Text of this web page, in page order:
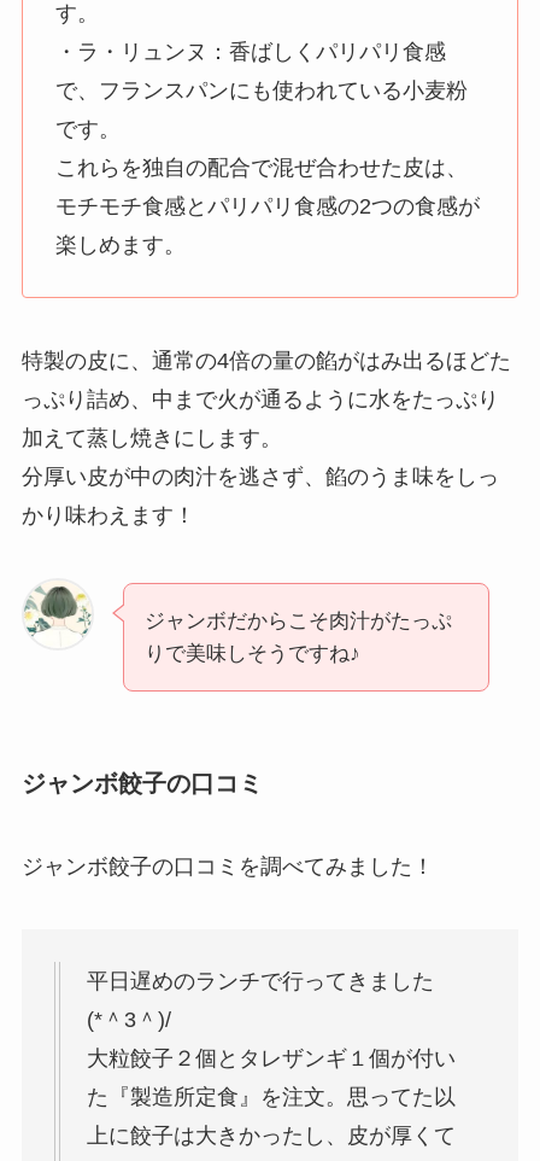
す。
・ラ・リュンヌ：香ばしくパリパリ食感
で、フランスパンにも使われている小麦粉
です。
これらを独自の配合で混ぜ合わせた皮は、
モチモチ食感とパリパリ食感の2つの食感が
楽しめます。
特製の皮に、通常の4倍の量の餡がはみ出るほどた
っぷり詰め、中まで火が通るように水をたっぷり
加えて蒸し焼きにします。
分厚い皮が中の肉汁を逃さず、餡のうま味をしっ
かり味わえます！
ジャンボだからこそ肉汁がたっぷ
りで美味しそうですね♪
ジャンボ餃子の口コミ
ジャンボ餃子の口コミを調べてみました！
平日遅めのランチで行ってきました
(⁠*⁠＾⁠3⁠＾⁠)⁠/⁠
大粒餃子２個とタレザンギ１個が付い
た『製造所定食』を注文。思ってた以
上に餃子は大きかったし、皮が厚くて